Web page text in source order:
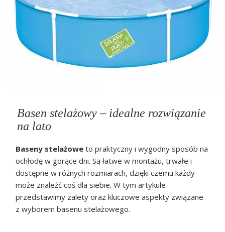
Basen stelażowy – idealne rozwiązanie
na lato
Baseny stelażowe to praktyczny i wygodny sposób na
ochłodę w gorące dni. Są łatwe w montażu, trwałe i
dostępne w różnych rozmiarach, dzięki czemu każdy
może znaleźć coś dla siebie. W tym artykule
przedstawimy zalety oraz kluczowe aspekty związane
z wyborem basenu stelażowego.